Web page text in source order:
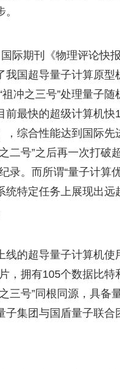
际期刊《物理评论快
我国超导量子计算原型
祖冲之三号”处理量子随
前最快的超级计算机快
，综合性能达到国际先
二号”之后再一次打破
录。而所谓“量子计算
统特定任务上展现出远
线的超导量子计算机使
，拥有105个数据比特
三号”同根同源，具备
子集团与国盾量子联合